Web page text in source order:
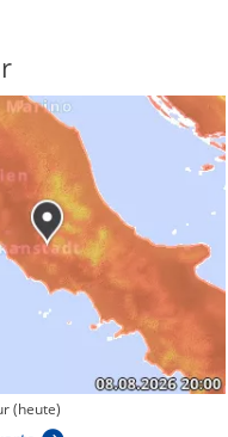
(heute)